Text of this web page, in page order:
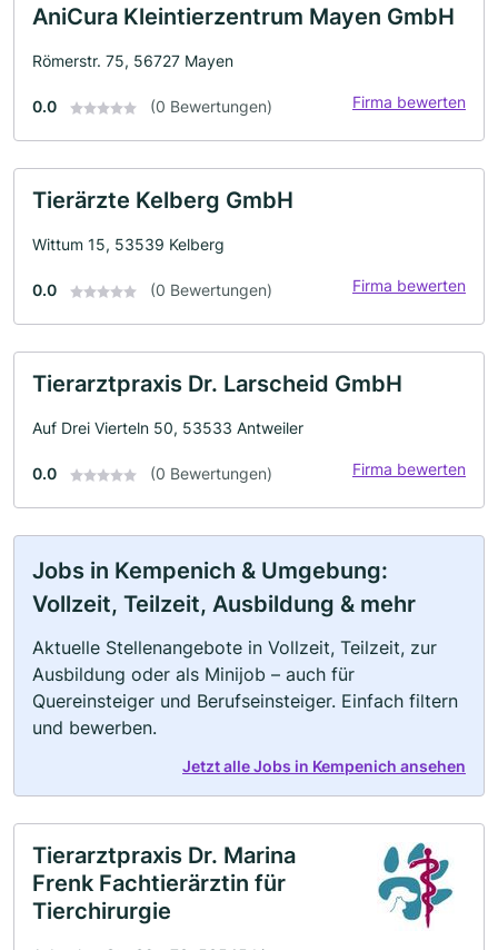
AniCura Kleintierzentrum Mayen GmbH
Römerstr. 75, 56727 Mayen
0.0 (0 Bewertungen) Firma bewerten
Tierärzte Kelberg GmbH
Wittum 15, 53539 Kelberg
0.0 (0 Bewertungen) Firma bewerten
Tierarztpraxis Dr. Larscheid GmbH
Auf Drei Vierteln 50, 53533 Antweiler
0.0 (0 Bewertungen) Firma bewerten
Jobs in Kempenich & Umgebung:
Vollzeit, Teilzeit, Ausbildung & mehr
Aktuelle Stellenangebote in Vollzeit, Teilzeit, zur
Ausbildung oder als Minijob – auch für
Quereinsteiger und Berufseinsteiger. Einfach filtern
und bewerben.
Jetzt alle Jobs in Kempenich ansehen
Tierarztpraxis Dr. Marina
Frenk Fachtierärztin für
Tierchirurgie